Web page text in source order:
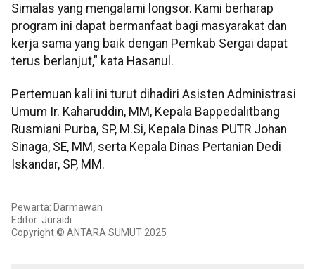
Simalas yang mengalami longsor. Kami berharap
program ini dapat bermanfaat bagi masyarakat dan
kerja sama yang baik dengan Pemkab Sergai dapat
terus berlanjut,” kata Hasanul.
Pertemuan kali ini turut dihadiri Asisten Administrasi
Umum Ir. Kaharuddin, MM, Kepala Bappedalitbang
Rusmiani Purba, SP, M.Si, Kepala Dinas PUTR Johan
Sinaga, SE, MM, serta Kepala Dinas Pertanian Dedi
Iskandar, SP, MM.
Pewarta: Darmawan
Editor: Juraidi
Copyright © ANTARA SUMUT 2025